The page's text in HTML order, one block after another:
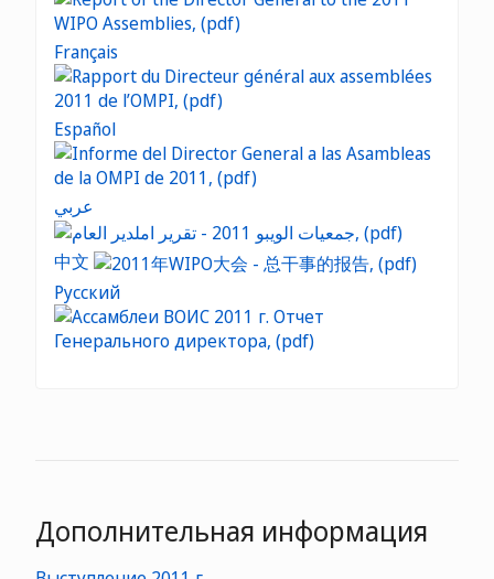
Français
Español
عربي
中文
Русский
Дополнительная информация